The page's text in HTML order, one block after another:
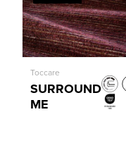
Toccare
SURROUND
ME